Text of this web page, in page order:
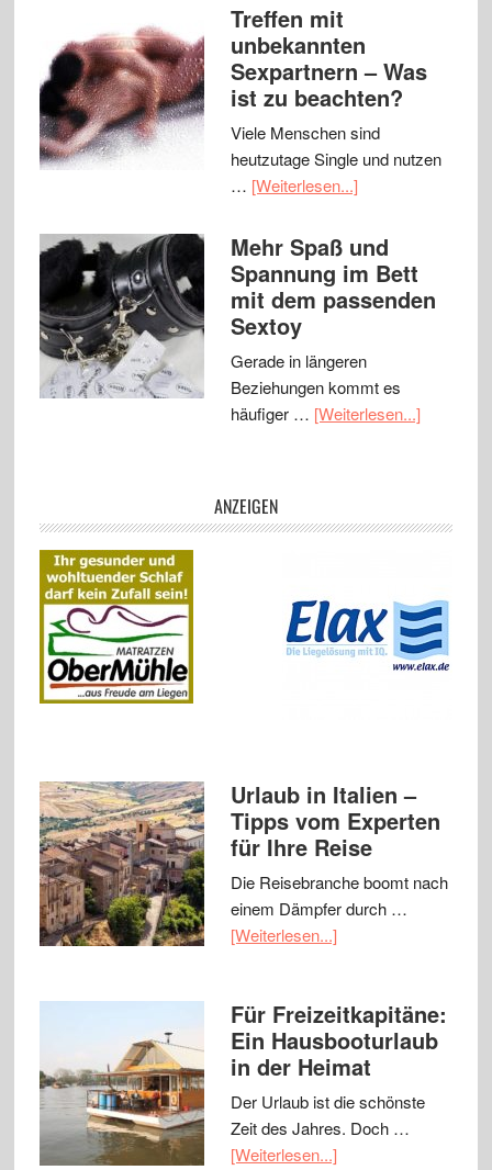
Treffen mit
unbekannten
Sexpartnern – Was
ist zu beachten?
Viele Menschen sind
heutzutage Single und nutzen
… [Weiterlesen...]
Mehr Spaß und
Spannung im Bett
mit dem passenden
Sextoy
Gerade in längeren
Beziehungen kommt es
häufiger … [Weiterlesen...]
ANZEIGEN
Urlaub in Italien –
Tipps vom Experten
für Ihre Reise
Die Reisebranche boomt nach
einem Dämpfer durch …
[Weiterlesen...]
Für Freizeitkapitäne:
Ein Hausbooturlaub
in der Heimat
Der Urlaub ist die schönste
Zeit des Jahres. Doch …
[Weiterlesen...]